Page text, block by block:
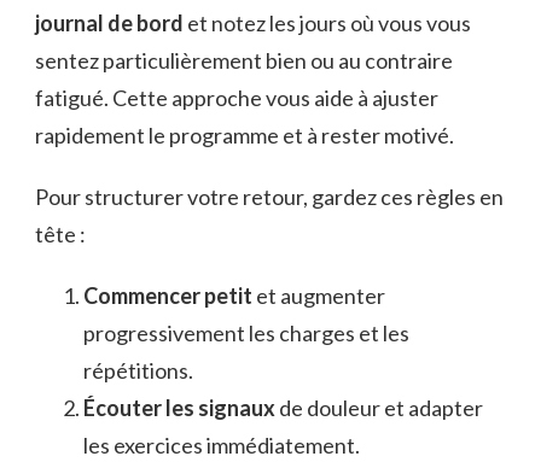
journal de bord et notez les jours où vous vous
sentez particulièrement bien ou au contraire
fatigué. Cette approche vous aide à ajuster
rapidement le programme et à rester motivé.
Pour structurer votre retour, gardez ces règles en
tête :
Commencer petit et augmenter
progressivement les charges et les
répétitions.
Écouter les signaux de douleur et adapter
les exercices immédiatement.